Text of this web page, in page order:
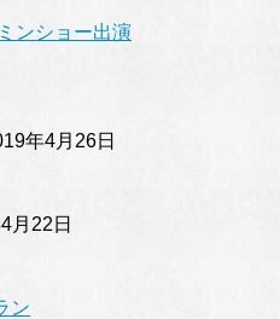
ンショー出演
年4月26日
月22日
ン